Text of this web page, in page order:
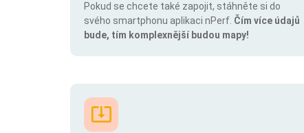
Pokud se chcete také zapojit, stáhněte si do
svého smartphonu aplikaci nPerf. Čím více údajů
bude, tím komplexnější budou mapy!